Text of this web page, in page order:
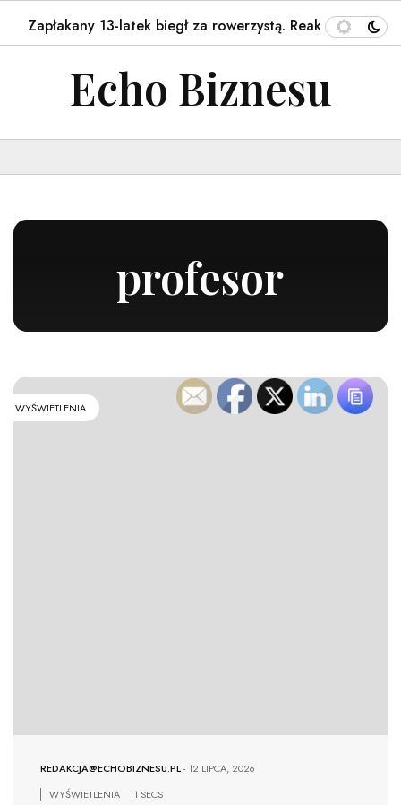
13-latek biegł za rowerzystą. Reakcja mieszkańca
Echo Biznesu
profesor
WYŚWIETLENIA
REDAKCJA@ECHOBIZNESU.PL-12 LIPCA, 2026
WYŚWIETLENIA
11 SECS